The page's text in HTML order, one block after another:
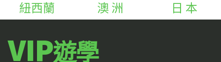
紐西蘭 澳 洲 日 本
VIP遊學